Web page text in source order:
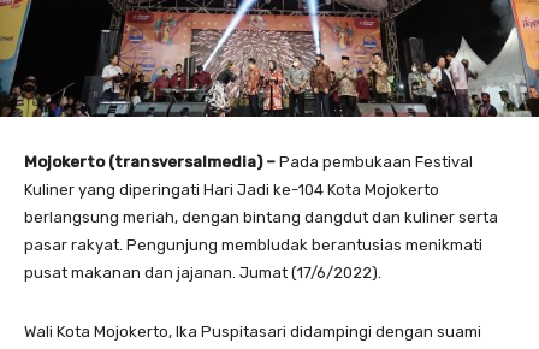
Mojokerto (transversalmedia) – Pada pembukaan Festival
Kuliner yang diperingati Hari Jadi ke-104 Kota Mojokerto
berlangsung meriah, dengan bintang dangdut dan kuliner serta
pasar rakyat. Pengunjung membludak berantusias menikmati
pusat makanan dan jajanan. Jumat (17/6/2022).
Wali Kota Mojokerto, Ika Puspitasari didampingi dengan suami